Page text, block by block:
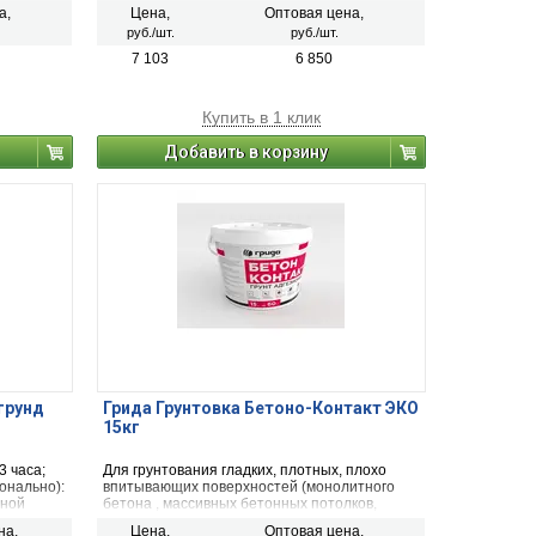
полов перед шпатлёвочными работами.
Связывает свободные частицы на
отслаивающих поверхностях, укрепляет
Цена,
руб./шт.
Оптовая цена,
руб./шт.
7 103 6 850
Купить в 1 клик
Добавить в корзину
часа;
Грида Грунтовка Бетоно-Контакт ЭКО
15кг
Для грунтования гладких, плотных, плохо
впитывающих поверхностей (монолитного
бетона , массивных бетонных потолков,
Цена, Оптовая цена,